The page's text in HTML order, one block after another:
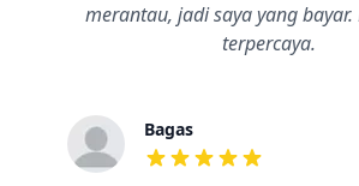
merantau, jadi saya yang
terpercaya.
Bagas
dari ulasan adalah